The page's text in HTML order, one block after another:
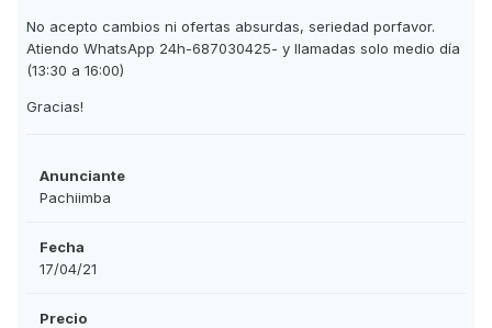
No acepto cambios ni ofertas absurdas, seriedad porfavor.
Atiendo WhatsApp 24h-687030425- y llamadas solo medio día
(13:30 a 16:00)
Gracias!
Anunciante
Pachiimba
Fecha
17/04/21
Precio